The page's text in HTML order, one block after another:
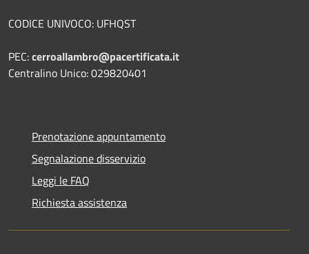
CODICE UNIVOCO: UFHQST
PEC:cerroallambro@pacertificata.it
Centralino Unico: 029820401
Prenotazione appuntamento
Segnalazione disservizio
Leggi le FAQ
Richiesta assistenza